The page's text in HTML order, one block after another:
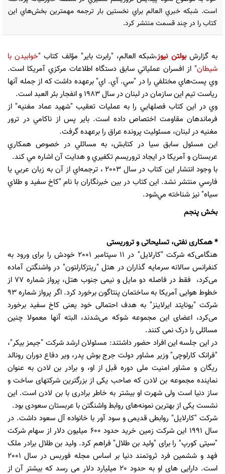
است. شبكه خبري العالم براي نخستين بار ترجمه مهمترين بخش‌هاي اين
كتاب را در چند قسمت منتشر كرد.
به گزارشبولتن نیوز،شبكه العالم، "رابرت باير" مؤلف كتاب "خوابيدن با
شيطان" از افسران عملياتي سابق دستگاه اطلاعات مركزي آمريكا است.
وي پست‌هاي مختلفي را در "سي. آي. اي" برعهده داشت كه از جمله آنها
رياست تيم اين سازمان در لبنان در سال 1983 و انفجار بئر العبد است.
وي در اين كتاب فصلهايي را به عمليات تعقيب "شهيد عماد مغنيه" از
فرماندهان مقاومت اختصاص داده است. باير پس از ناكامي در ترور
مغنيه در لبنان، مسئوليت پرونده عراق را برعهده گرفت.
اين مسئول سابق سيا در كتابش، به مسائلي در خصوص همكاري
عربستان و آمريكا در ايجاد تروريسم تكفيري و هدايت آن اشاره مي كند.
با وجود انتشار اين كتاب در سال 2003 ، ترجمه‌اي از آن به زبان عربي يا
فارسي منتشر نشد. اين كتاب در بين خبرنگاران با نام "كاخ سفيد و طلاي
سياه" نيز شناخته مي‌شود.
بخش پنجم
* همکاری نفتی، تسلیحاتی و تروریستی
هنگامی‌که شرکت "کارلایل" در 11 سپتامبر 2001 خودش را برای ورود به
کنفرانس سالانه سرمایه گذاران در هتل "ریتزکارلتون" در واشنگتن آماده
می‌کرد، فقط در فاصله دو مایل و نیمی جنوب هتل، پرواز شماره 77 از
خطوط هوایی آمریکا به ساختمان پنتاگون برخورد کرد. اگر پرواز شماره 93
شرکت "یونایتد ایرلاینز" به هدف احتمالی خود یعنی کاخ سفید برخورد
می‌کرد، اعضای این مجموعه شوکه می‌شدند، البته آنها معمولا چنین
مسائلی را درک نمی کنند.
در این جلسه این افراد حضور داشتند: مسئولان ارشد شرکت "جیمز بیکر"،
"فرانک کارلوچی" وزیر مشاور دولت جرج بوش پدر، ویر دفاع دوران رونالد
ریگان و مشاور امنیت ملی دوره قبل از او، و برادر بن لادن به عنوان
نماینده مجموعه بن لادن که صاحب یکی از بزرگترین شرکتهای ساخت و
ساز دنیا است ولی شهرت او بیشتر به خاطر برادری با بن لادن است. این
نشست یکی از بهترین نمونه‌های روابط واشنگتن با عربستان سعودی بود.
شرکت "کارلایل" روابطی قدیمی و سود آور با خانواده آل سعود داشت. در
سال 1991 این شرکت زمین خرید حدود 600 میلیون دلار از سهام شرکت
"سیتی کورپ" را برای "ولید بن طلال" فراهم کرد. ولید بن طلال برادر ملک
فهد و ششمین فرد ثروتمند دنیا بر اساس مجله فوربس در سال 2001
است. دارایی های او به حدود 20 میلیارد دلار می رسد که بیشتر آن از